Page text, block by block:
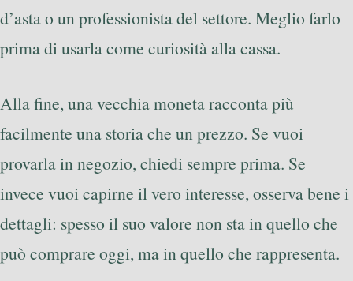
d’asta o un professionista del settore. Meglio farlo
prima di usarla come curiosità alla cassa.
Alla fine, una vecchia moneta racconta più
facilmente una storia che un prezzo. Se vuoi
provarla in negozio, chiedi sempre prima. Se
invece vuoi capirne il vero interesse, osserva bene i
dettagli: spesso il suo valore non sta in quello che
può comprare oggi, ma in quello che rappresenta.